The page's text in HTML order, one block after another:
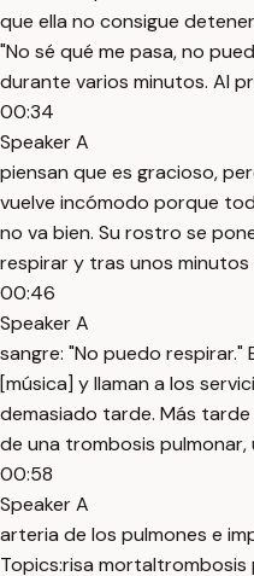
que ella no consigue
"No sé qué me pasa, no
durante varios minutos. Al
00:34
Speaker A
piensan que es gracioso,
vuelve incómodo porque
no va bien. Su rostro se
respirar y tras unos minutos
00:46
Speaker A
sangre: "No puedo respirar."
[música] y llaman a los
demasiado tarde. Más
de una trombosis
00:58
Speaker A
arteria de los pulmones e
Topics:risa mortaltrombosis